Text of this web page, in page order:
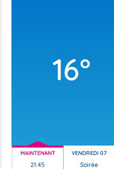
16°
MAINTENANT
21:45
VENDREDI 07
Soirée